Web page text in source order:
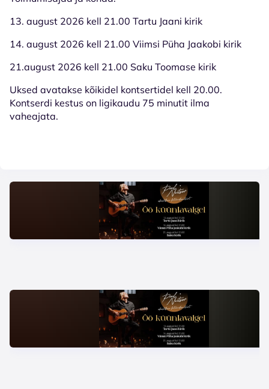
13. august 2026 kell 21.00 Tartu Jaani kirik
14. august 2026 kell 21.00 Viimsi Püha Jaakobi kirik
21.august 2026 kell 21.00 Saku Toomase kirik
Uksed avatakse kõikidel kontsertidel kell 20.00.
Kontserdi kestus on ligikaudu 75 minutit ilma
vaheajata.